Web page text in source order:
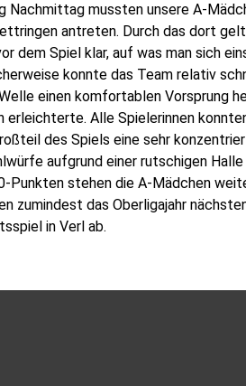
Nachmittag mussten unsere A-
antreten. Durch das dort
dem Spiel klar, auf was man sich
konnte das Team relativ
einen komfortablen Vorsprung
erleichterte. Alle Spielerinnen
des Spiels eine sehr
aufgrund einer rutschigen
Punkten stehen die A-Mädchen
zumindest das Oberligajahr
in Verl ab.